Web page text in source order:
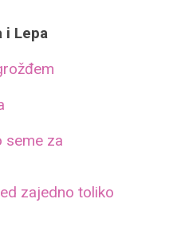
i Lepa
seme za
zajedno toliko